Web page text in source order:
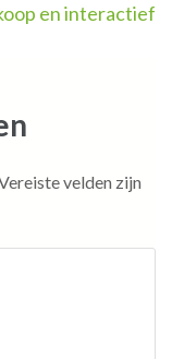
en interactief
velden zijn